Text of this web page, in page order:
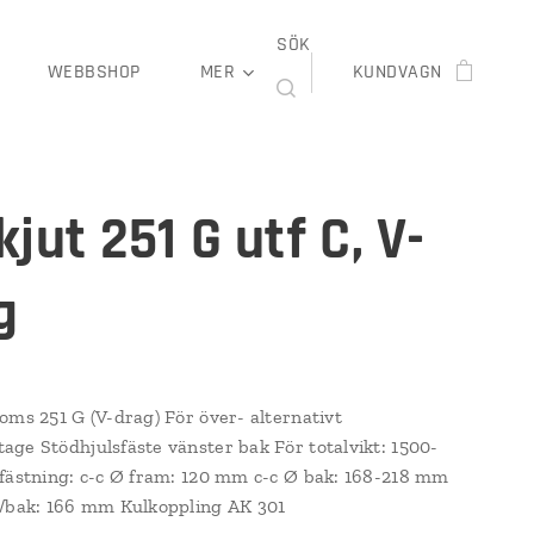
WEBBSHOP MER
SÖK
KUNDVAGN
251 G utf C, V-
251 G (V-drag) För över- alternativt
Stödhjulsfäste vänster bak För totalvikt: 1500-
c-c Ø fram: 120 mm c-c Ø bak: 168-218 mm
166 mm Kulkoppling AK 301